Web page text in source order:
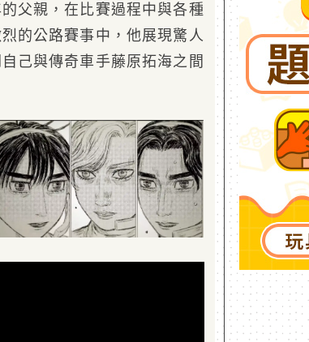
父親，在比賽過程中與各種
的公路賽事中，他展現驚人
己與傳奇車手藤原拓海之間